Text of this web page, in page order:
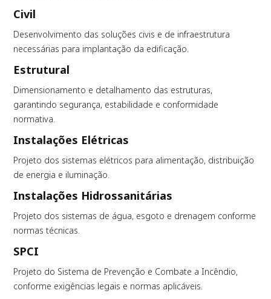
Civil
Desenvolvimento das soluções civis e de infraestrutura
necessárias para implantação da edificação.
Estrutural
Dimensionamento e detalhamento das estruturas,
garantindo segurança, estabilidade e conformidade
normativa.
Instalações Elétricas
Projeto dos sistemas elétricos para alimentação, distribuição
de energia e iluminação.
Instalações Hidrossanitárias
Projeto dos sistemas de água, esgoto e drenagem conforme
normas técnicas.
SPCI
Projeto do Sistema de Prevenção e Combate a Incêndio,
conforme exigências legais e normas aplicáveis.